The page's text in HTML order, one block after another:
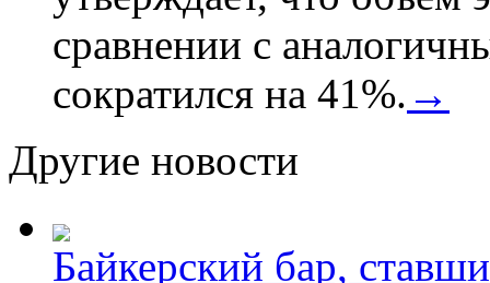
сравнении с
сократился на 41%. →
Другие новости
Байкерский бар,